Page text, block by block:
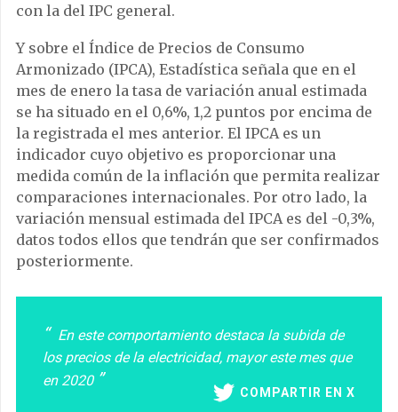
con la del IPC general.
Y sobre el Índice de Precios de Consumo
Armonizado (IPCA), Estadística señala que en el
mes de enero la tasa de variación anual estimada
se ha situado en el 0,6%, 1,2 puntos por encima de
la registrada el mes anterior. El IPCA es un
indicador cuyo objetivo es proporcionar una
medida común de la inflación que permita realizar
comparaciones internacionales. Por otro lado, la
variación mensual estimada del IPCA es del -0,3%,
datos todos ellos que tendrán que ser confirmados
posteriormente.
En este comportamiento destaca la subida de
los precios de la electricidad, mayor este mes que
en 2020
COMPARTIR EN X